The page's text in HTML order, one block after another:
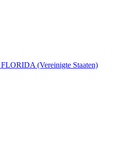
(Vereinigte Staaten)